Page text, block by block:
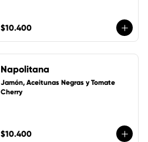
$10.400
Napolitana
Jamón, Aceitunas Negras y Tomate
Cherry
$10.400